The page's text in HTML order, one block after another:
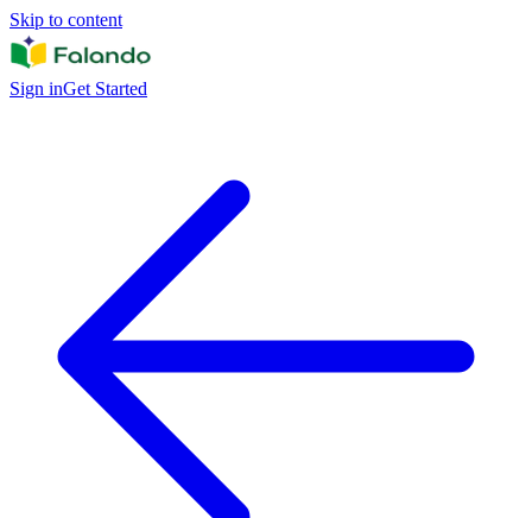
Skip to content
Sign inGet Started